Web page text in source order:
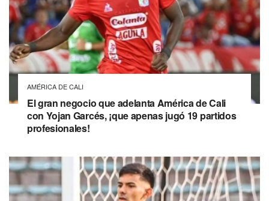
AMÉRICA DE CALI
El gran negocio que adelanta América de Cali
con Yojan Garcés, ¡que apenas jugó 19 partidos
profesionales!